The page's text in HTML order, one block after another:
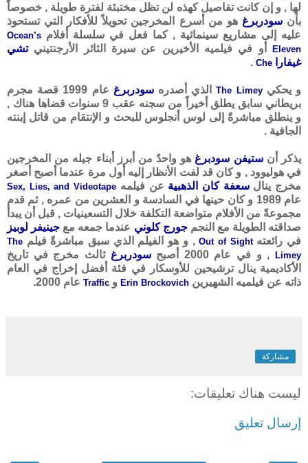
لها , و إن كانت تفاصيل كهذه لن تظل مختبئة لفترة طويلة , خصوصاً
بأنسودربرغ هو من أسرع المخرجين تحويلاً للأفكار التي تستحوذ
عليه إلى مشاريع سينمائية , كما فعل في سلسلة أفلام Ocean’s
Eleven أو في فيلميه الأخيرين عن سيرة الثائر الأرجنتينيتشي
غيفارا Che
.
و يحكيThe Limeyالذي أصدرهسودربرغ
عام 1999 قصة مجرم
بريطاني سابق يطلق أخيراً من سجنه عقب 9 سنوات قضاها هناك ,
و ينطلق مباشرةً إلى لوس أنجلوس للبحث و الإنتقام من قاتل إبنته
الجافية .
يذكر أنستيفن سودبرغ هو واحدٌ من أبرز أبناء جيله من المخرجين
في هوليوود , و كان قد لفت الأنظار إليه أول مرة عندما أصبح أصغر
مخرج ينالسعفة كان الذهبية عن فيلمه Sex, Lies, and Videotape
عام 1989 و كان حينها في السادسة و العشرين من عمره , ثم قدم
مجموعةً من الأفلام متواضعة التكلفة خلال التسعينيات , قبل أن يبدأ
صداقته الطويلة مع النجمجورج كلوني عندما جمعه مع جينيفر لوبيز
في رائعته Out of Sight , و هو الفيلم الذي سبق مباشرةً فيلم The
Limey, و في عام 2000 أصبح سودربرغ ثالث مخرج في تاريخ
الأكاديمية ينال ترشيحين للأوسكار في فئة أفضل إخراج في العام
ذاته عن فيلميه الشهيرين Erin Brockovich و Traffic عام 2000.
مشاركة
ليست هناك تعليقات:
إرسال تعليق